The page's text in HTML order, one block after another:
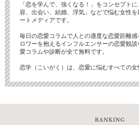
「恋を学んで、強くなる！」をコンセプト
容、出会い、結婚、浮気」などで悩む女性
ートメディアです。
毎日の恋愛コラムで人との適度な恋愛距離
ロワーを抱えるインフルエンサーの恋愛観
愛コラムや診断が全て無料です。
恋学（こいがく）は、恋愛に悩むすべての女
RANKING